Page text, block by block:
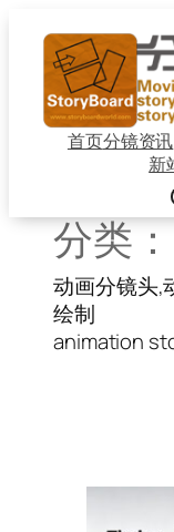
首页分镜资讯
新
分类
动画分镜头,
绘制
animation